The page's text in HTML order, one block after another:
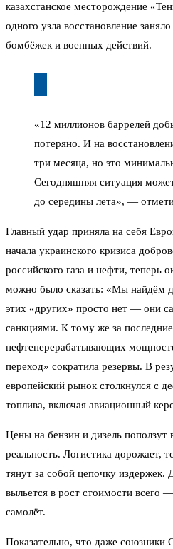
казахстанское месторождение
одного узла восстановление
бомбёжек и военных действий.
«12 миллионов баррелей
потеряно. И на
три месяца, но это
Сегодняшняя ситуация
до середины лета», —
Главный удар приняла на себя
начала украинского кризиса
российского газа и нефти, теперь
можно было сказать: «Мы найдём
этих «других» просто нет — они
санкциями. К тому же за
нефтеперерабатывающих
переход» сократила резервы. В
европейский рынок столкнулся с
топлива, включая авиационный
Цены на бензин и дизель
реальность. Логистика дорожает,
тянут за собой цепочку издержек.
выльется в рост стоимости всего
самолёт.
Показательно, что даже